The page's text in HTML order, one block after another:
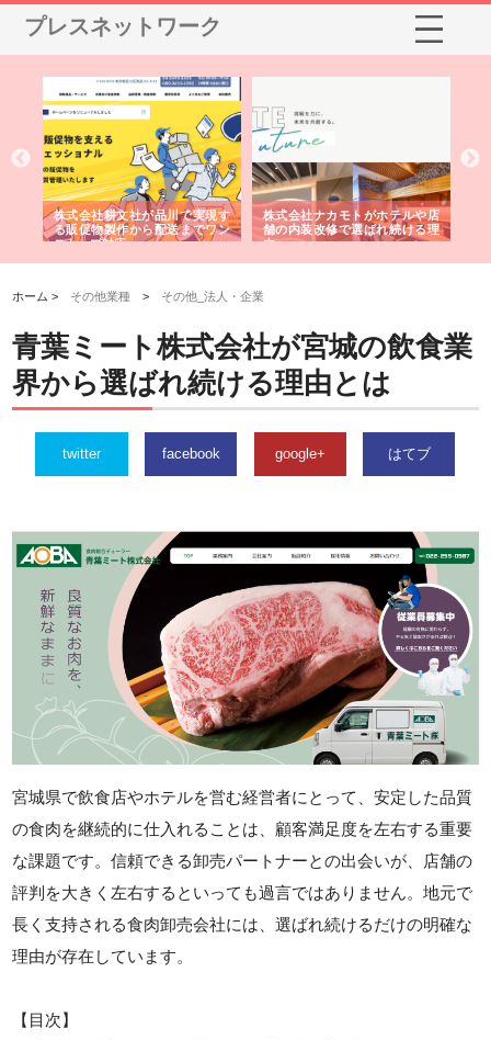
プレスネットワーク
株式会社耕文社が品川で実現す
る販促物製作から配送までワン
ストップ対応
株式会社ナカモトがホテルや店
舗の内装改修で選ばれ続ける理
由
ホーム > その他業種 > その他_法人・企業
青葉ミート株式会社が宮城の飲食業
界から選ばれ続ける理由とは
twitter facebook google+ はてブ
宮城県で飲食店やホテルを営む経営者にとって、安定した品質
の食肉を継続的に仕入れることは、顧客満足度を左右する重要
な課題です。信頼できる卸売パートナーとの出会いが、店舗の
評判を大きく左右するといっても過言ではありません。地元で
長く支持される食肉卸売会社には、選ばれ続けるだけの明確な
理由が存在しています。
【目次】